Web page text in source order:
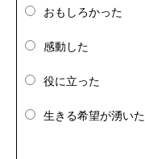
おもしろかった
感動した
役に立った
生きる希望が湧いた